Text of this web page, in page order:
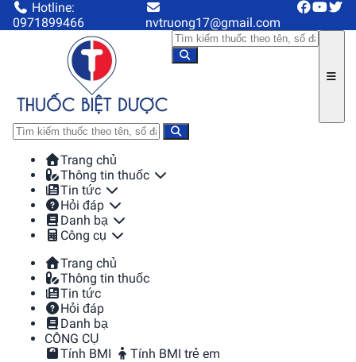
Hotline:
0971899466
nvtruong17@gmail.com
Trang chủ
Thông tin thuốc
Tin tức
Hỏi đáp
Danh bạ
Công cụ
Trang chủ
Thông tin thuốc
Tin tức
Hỏi đáp
Danh bạ
CÔNG CỤ
Tính BMI
Tính BMI trẻ em